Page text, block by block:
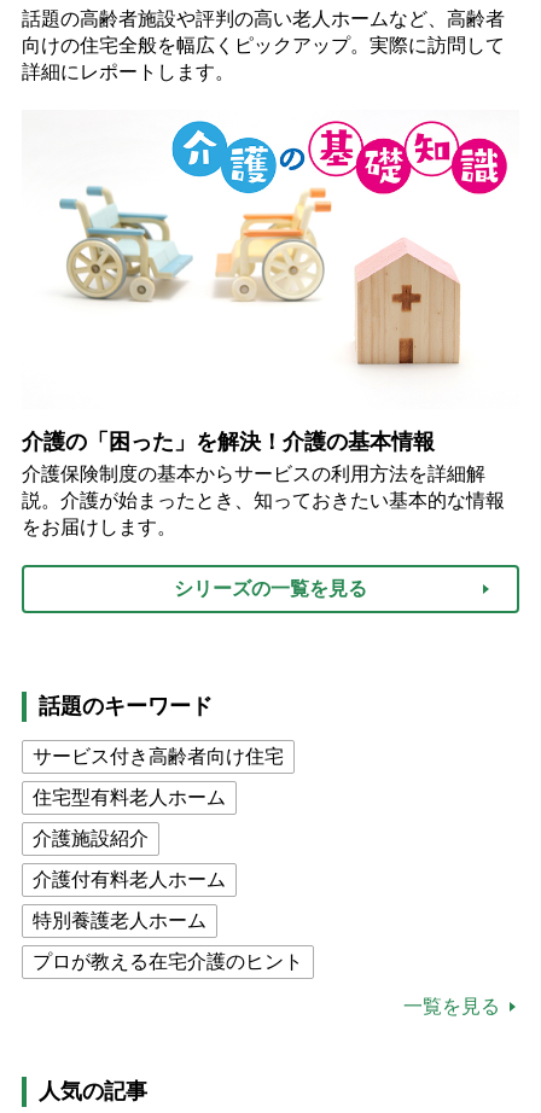
話題の高齢者施設や評判の高い老人ホームなど、高齢者
向けの住宅全般を幅広くピックアップ。実際に訪問して
詳細にレポートします。
介護の「困った」を解決！介護の基本情報
介護保険制度の基本からサービスの利用方法を詳細解
説。介護が始まったとき、知っておきたい基本的な情報
をお届けします。
シリーズの一覧を見る
話題のキーワード
サービス付き高齢者向け住宅
住宅型有料老人ホーム
介護施設紹介
介護付有料老人ホーム
特別養護老人ホーム
プロが教える在宅介護のヒント
猫が母になつきません
一覧を見る
人気の記事